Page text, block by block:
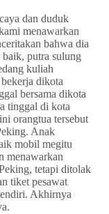
dan duduk
menawarkan
bahwa dia
baik, putra sulung
kuliah
dikota
bersama dikota
tinggal di kota
orangtua tersebut
Anak
mobil megitu
menawarkan
tetapi ditolak
tiket pesawat
Akhirnya